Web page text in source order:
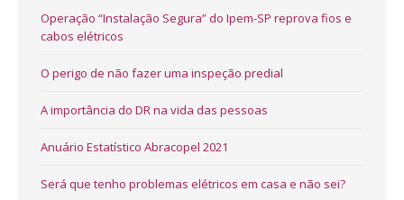
Operação “Instalação Segura” do Ipem-SP reprova fios e
cabos elétricos
O perigo de não fazer uma inspeção predial
A importância do DR na vida das pessoas
Anuário Estatístico Abracopel 2021
Será que tenho problemas elétricos em casa e não sei?